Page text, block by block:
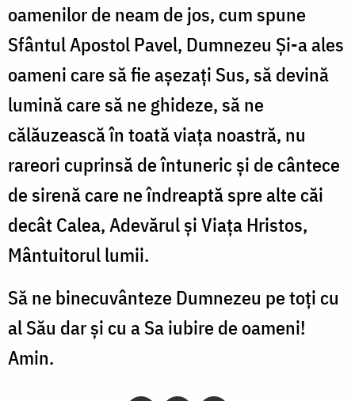
oamenilor de neam de jos, cum spune
Sfântul Apostol Pavel, Dumnezeu Și-a ales
oameni care să fie așezați Sus, să devină
lumină care să ne ghideze, să ne
călăuzească în toată viața noastră, nu
rareori cuprinsă de întuneric și de cântece
de sirenă care ne îndreaptă spre alte căi
decât Calea, Adevărul și Viața Hristos,
Mântuitorul lumii.
Să ne binecuvânteze Dumnezeu pe toți cu
al Său dar și cu a Sa iubire de oameni!
Amin.